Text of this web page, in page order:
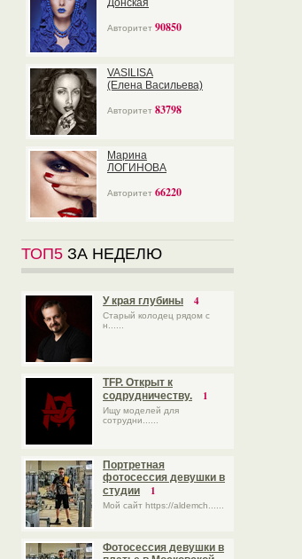
Донская
Авторитет 90850
VASILISA
(Елена Васильева)
Авторитет 83798
Марина
ЛОГИНОВА
Авторитет 66220
ТОП5 ЗА НЕДЕЛЮ
У края глубины 4
Старый колодец рядом с
н......
TFP. Открыт к
содрудничеству.
1
Ищу моделей для
сотрудни......
Портретная
фотосессия девушки в
студии
1
Мой сайт https://aldemch......
Фотосессия девушки в